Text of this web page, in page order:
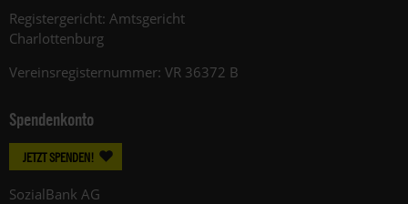
Registergericht: Amtsgericht
Charlottenburg
Vereinsregisternummer: VR 36372 B
Spendenkonto
JETZT SPENDEN!
SozialBank AG